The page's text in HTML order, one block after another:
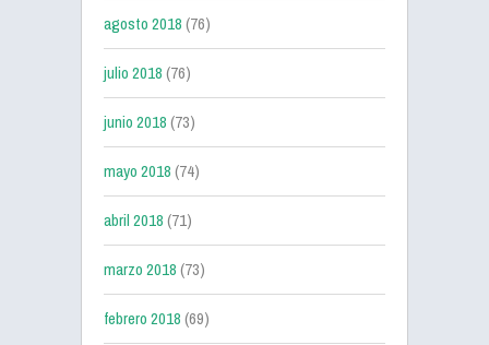
agosto 2018(76)
julio 2018(76)
junio 2018(73)
mayo 2018(74)
abril 2018(71)
marzo 2018(73)
febrero 2018(69)